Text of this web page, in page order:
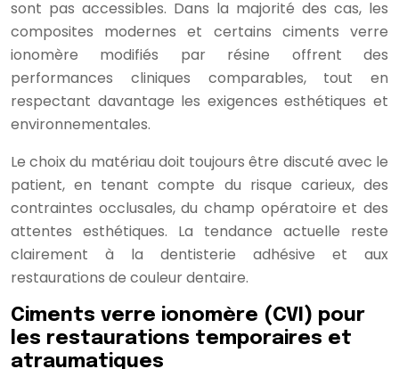
sont pas accessibles. Dans la majorité des cas, les
composites modernes et certains ciments verre
ionomère modifiés par résine offrent des
performances cliniques comparables, tout en
respectant davantage les exigences esthétiques et
environnementales.
Le choix du matériau doit toujours être discuté avec le
patient, en tenant compte du risque carieux, des
contraintes occlusales, du champ opératoire et des
attentes esthétiques. La tendance actuelle reste
clairement à la dentisterie adhésive et aux
restaurations de couleur dentaire.
Ciments verre ionomère (CVI) pour
les restaurations temporaires et
atraumatiques